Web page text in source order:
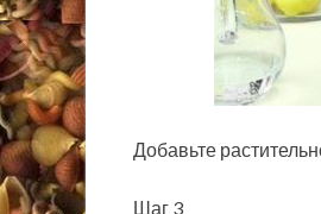
Добавьте
Шаг 3